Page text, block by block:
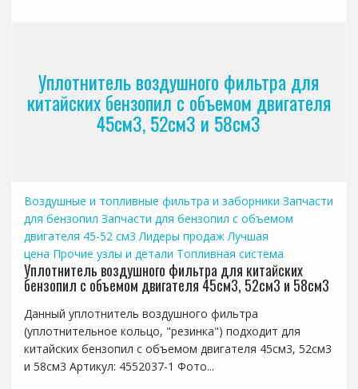
Уплотнитель воздушного фильтра для
китайских бензопил с объемом двигателя
45см3, 52см3 и 58см3
Воздушные и топливные фильтра и заборники Запчасти
для бензопил Запчасти для бензопил с объемом
двигателя 45-52 см3 Лидеры продаж Лучшая
цена Прочие узлы и детали Топливная система
Уплотнитель воздушного фильтра для китайских
бензопил с объемом двигателя 45см3, 52см3 и 58см3
Данный уплотнитель воздушного фильтра
(уплотнительное кольцо, "резинка") подходит для
китайских бензопил с объемом двигателя 45см3, 52см3
и 58см3 Артикул: 4552037-1 Фото...